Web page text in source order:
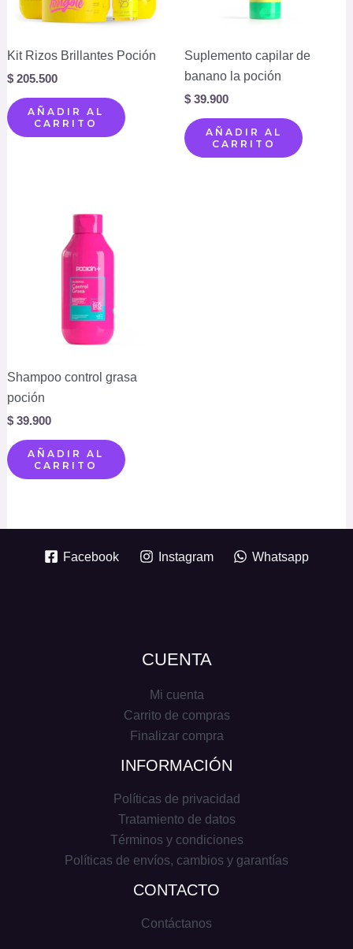
Kit Rizos Brillantes Poción
$205.500
AÑADIR AL
CARRITO
Suplemento capilar de
banano la poción
$ 39.900
AÑADIR AL
CARRITO
Shampoo control grasa
poción
$39.900
AÑADIR AL
CARRITO
Facebook Instagram Whatsapp
CUENTA
Mi cuenta
Carrito de compras
Finalizar compra
INFORMACIÓN
Políticas de privacidad
Tratamiento de datos
Términos y condiciones
Políticas de envíos, cambios y garantías
CONTACTO
Contáctanos